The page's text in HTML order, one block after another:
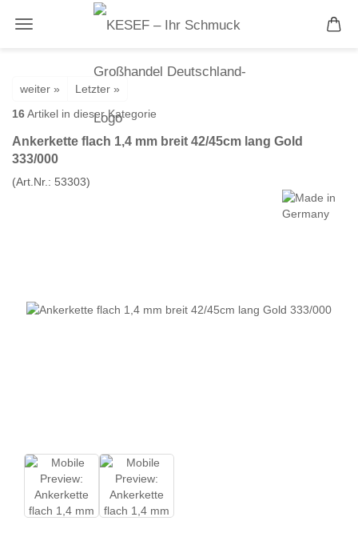
weiter »
Letzter »
16Artikel in dieser Kategorie
Ankerkette flach 1,4 mm breit 42/45cm lang Gold
333/000
(Art.Nr.: 53303)